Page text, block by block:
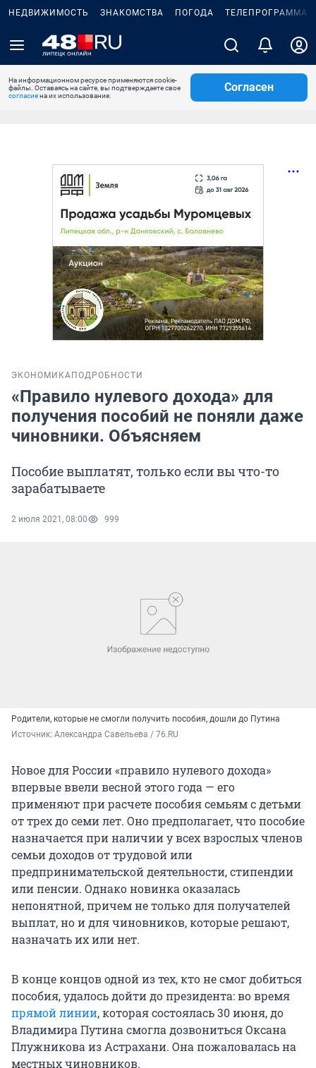
НЕДВИЖИМОСТЬ ЗНАКОМСТВА ПОГОДА ТЕЛЕПРОГРАММА
На информационном ресурсе применяются cookie-
файлы. Оставаясь на сайте, вы подтверждаете свое
согласиена их использование.
Согласен
ЭКОНОМИКА ПОДРОБНОСТИ
«Правило нулевого дохода» для
получения пособий не поняли даже
чиновники. Объясняем
Пособие выплатят, только если вы что-то
зарабатываете
2 июля 2021, 08:00 999
Родители, которые не смогли получить пособия, дошли до Путина
Источник: Александра Савельева / 76.RU
Новое для России «правило нулевого дохода»
впервые ввели весной этого года — его
применяют при расчете пособия семьям с детьми
от трех до семи лет. Оно предполагает, что пособие
назначается при наличии у всех взрослых членов
семьи доходов от трудовой или
предпринимательской деятельности, стипендии
или пенсии. Однако новинка оказалась
непонятной, причем не только для получателей
выплат, но и для чиновников, которые решают,
назначать их или нет.
В конце концов одной из тех, кто не смог добиться
пособия, удалось дойти до президента: во время
прямой линии, которая состоялась 30 июня, до
Владимира Путина смогла дозвониться Оксана
Плужникова из Астрахани. Она пожаловалась на
местных чиновников.